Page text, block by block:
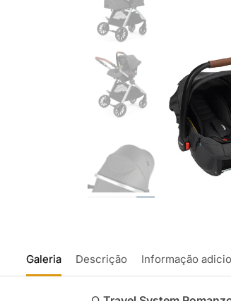
Galeria Descrição Informação